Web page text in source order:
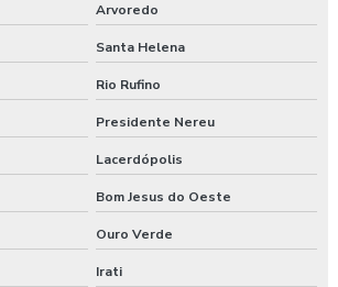
Arvoredo
Santa Helena
Rio Rufino
Presidente Nereu
Lacerdópolis
Bom Jesus do Oeste
Ouro Verde
Irati